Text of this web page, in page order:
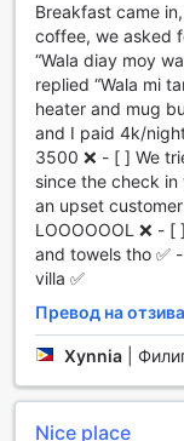
Удобства в
Alfheim Pool Villa
удобства, които
време на вашия
възползват от
свежи и чисти
комфорта на
сървиз е на
желание и да
удобно.
курорта са
ценности.
консиерж
въпроси и
Breakfast came
coffee, we asked
“Wala diay moy
replied “Wala mi
heater and mug
and I paid 4k/
3500 ❌ - [ ] We
since the check
an upset
LOOOOOOL ❌ -
and towels tho ✅
villa ✅
Превод на отзива
Xynnia
Nice place